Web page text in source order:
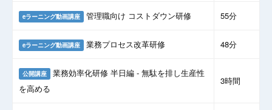
eラーニング動画講座 管理職向け コストダウン研修 55分
eラーニング動画講座 業務プロセス改革研修 48分
公開講座 業務効率化研修 半日編 - 無駄を排し生産性
を高める
3時間